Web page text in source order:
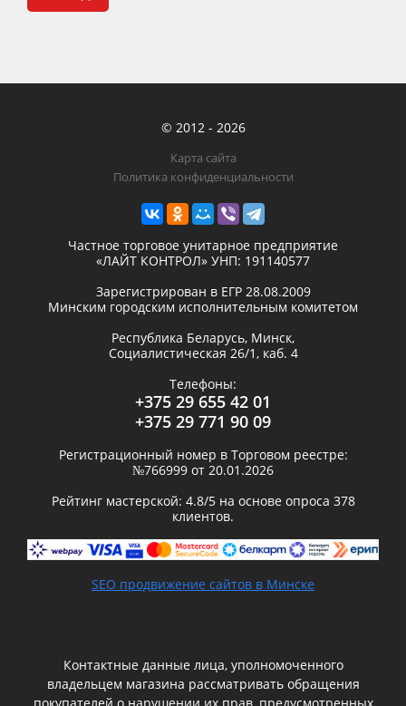
© 2012 - 2026
Карта сайта
Политика конфиденциальности
Частное торговое унитарное предприятие
«ЛАЙТ КОНТРОЛ» УНП: 191140577
Зарегистрирован в ЕГР 28.08.2009
Минским городским исполнительным комитетом
Республика Беларусь, Минск,
Социалистическая 26/1, каб. 4
Телефоны:
+375 29 655 42 01
+375 29 771 90 09
Регистрационный номер в Торговом реестре:
№766999 от 20.01.2026
Рейтинг мастерской: 4.8/5 на основе опроса 378
клиентов.
SEO продвижение сайтов в Минске
Контактные данные лица, уполномоченного
владельцем магазина рассматривать обращения